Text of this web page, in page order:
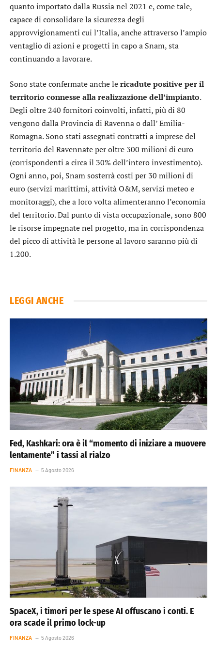
quanto importato dalla Russia nel 2021 e, come tale,
capace di consolidare la sicurezza degli
approvvigionamenti cui l’Italia, anche attraverso l’ampio
ventaglio di azioni e progetti in capo a Snam, sta
continuando a lavorare.
Sono state confermate anche lericadute positive per il
territorio connesse alla realizzazione dell’impianto.
Degli oltre 240 fornitori coinvolti, infatti, più di 80
vengono dalla Provincia di Ravenna o dall’ Emilia-
Romagna. Sono stati assegnati contratti a imprese del
territorio del Ravennate per oltre 300 milioni di euro
(corrispondenti a circa il 30% dell’intero investimento).
Ogni anno, poi, Snam sosterrà costi per 30 milioni di
euro (servizi marittimi, attività O&M, servizi meteo e
monitoraggi), che a loro volta alimenteranno l’economia
del territorio. Dal punto di vista occupazionale, sono 800
le risorse impegnate nel progetto, ma in corrispondenza
del picco di attività le persone al lavoro saranno più di
1.200.
LEGGI ANCHE
Fed, Kashkari: ora è il “momento di iniziare a muovere
lentamente” i tassi al rialzo
FINANZA 5 Agosto 2026
SpaceX, i timori per le spese AI offuscano i conti. E
ora scade il primo lock-up
FINANZA 5 Agosto 2026